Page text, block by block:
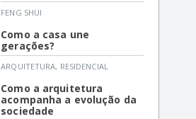
FENG SHUI
Como a casa une
gerações?
ARQUITETURA, RESIDENCIAL
Como a arquitetura
acompanha a evolução da
sociedade